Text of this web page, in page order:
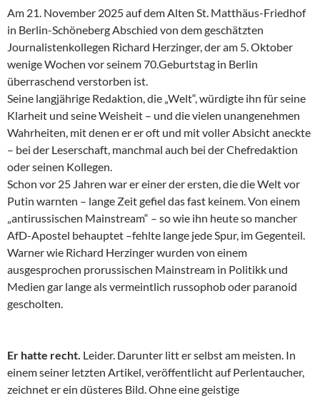
Am 21. November 2025 auf dem Alten St. Matthäus-Friedhof
in Berlin-Schöneberg Abschied von dem geschätzten
Journalistenkollegen Richard Herzinger, der am 5. Oktober
wenige Wochen vor seinem 70.Geburtstag in Berlin
überraschend verstorben ist.
Seine langjährige Redaktion, die „Welt“, würdigte ihn für seine
Klarheit und seine Weisheit – und die vielen unangenehmen
Wahrheiten, mit denen er er oft und mit voller Absicht aneckte
– bei der Leserschaft, manchmal auch bei der Chefredaktion
oder seinen Kollegen.
Schon vor 25 Jahren war er einer der ersten, die die Welt vor
Putin warnten – lange Zeit gefiel das fast keinem. Von einem
„antirussischen Mainstream“ – so wie ihn heute so mancher
AfD-Apostel behauptet –fehlte lange jede Spur, im Gegenteil.
Warner wie Richard Herzinger wurden von einem
ausgesprochen prorussischen Mainstream in Politikk und
Medien gar lange als vermeintlich russophob oder paranoid
gescholten.
Er hatte recht. Leider. Darunter litt er selbst am meisten. In
einem seiner letzten Artikel, veröffentlicht auf Perlentaucher,
zeichnet er ein düsteres Bild. Ohne eine geistige